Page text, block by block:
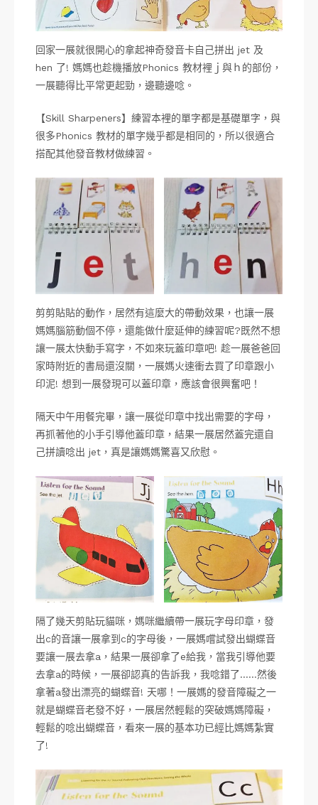
回家一展就很開心的拿起神奇發音卡自己拼出 jet 及
hen 了! 媽媽也趁機播放Phonics 教材裡ｊ與ｈ的部份，
一展聽得比平常更起勁，邊聽邊唸。
【Skill Sharpeners】練習本裡的單字都是基礎單字，與
很多Phonics 教材的單字幾乎都是相同的，所以很適合
搭配其他發音教材做練習。
剪剪貼貼的動作，居然有這麼大的帶動效果，也讓一展
媽媽腦筋動個不停，還能做什麼延伸的練習呢?既然不想
讓一展太快動手寫字，不如來玩蓋印章吧! 趁一展爸爸回
家時附近的書局還沒關，一展媽火速衝去買了印章跟小
印泥! 想到一展發現可以蓋印章，應該會很興奮吧！
隔天中午用餐完畢，讓一展從印章中找出需要的字母，
再抓著他的小手引導他蓋印章，結果一展居然蓋完還自
己拼讀唸出 jet，真是讓媽媽驚喜又欣慰。
隔了幾天剪貼玩貓咪，媽咪繼續帶一展玩字母印章，發
出c的音讓一展拿到c的字母後，一展媽嚐試發出蝴蝶音
要讓一展去拿a，結果一展卻拿了e給我，當我引導他要
去拿a的時候，一展卻認真的告訴我，我唸錯了……然後
拿著a發出漂亮的蝴蝶音! 天哪！一展媽的發音障礙之一
就是蝴蝶音老發不好，一展居然輕鬆的突破媽媽障礙，
輕鬆的唸出蝴蝶音，看來一展的基本功已經比媽媽紮實
了!